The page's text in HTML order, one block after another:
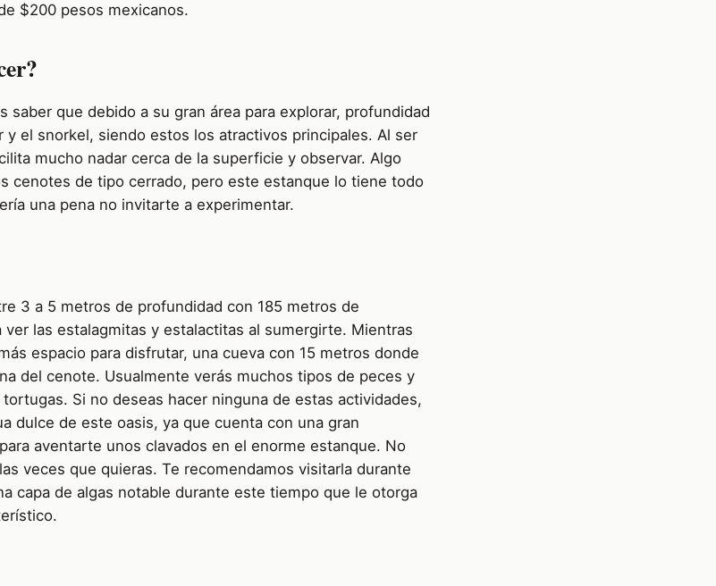
$200 pesos mexicanos.
saber que debido a su gran área para explorar, profundidad
y el snorkel, siendo estos los atractivos principales. Al ser
mucho nadar cerca de la superficie y observar. Algo
cenotes de tipo cerrado, pero este estanque lo tiene todo
una pena no invitarte a experimentar.
3 a 5 metros de profundidad con 185 metros de
las estalagmitas y estalactitas al sumergirte. Mientras
espacio para disfrutar, una cueva con 15 metros donde
del cenote. Usualmente verás muchos tipos de peces y
Si no deseas hacer ninguna de estas actividades,
dulce de este oasis, ya que cuenta con una gran
aventarte unos clavados en el enorme estanque. No
veces que quieras. Te recomendamos visitarla durante
capa de algas notable durante este tiempo que le otorga